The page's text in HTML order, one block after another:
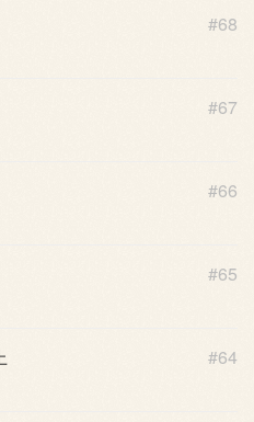
#68
#67
#66
#65
#64